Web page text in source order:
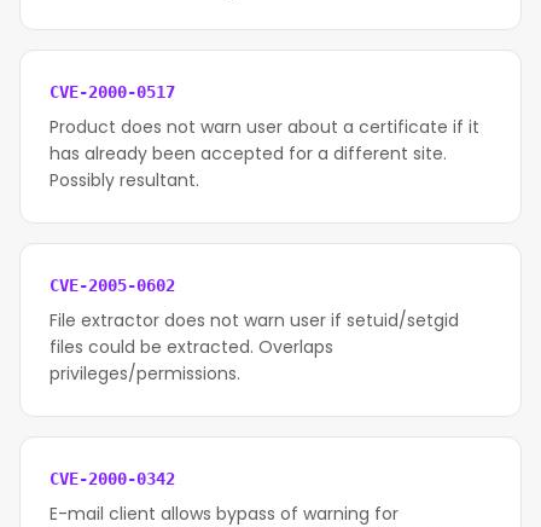
CVE-2000-0517
Product does not warn user about a certificate if it
has already been accepted for a different site.
Possibly resultant.
CVE-2005-0602
File extractor does not warn user if setuid/setgid
files could be extracted. Overlaps
privileges/permissions.
CVE-2000-0342
E-mail client allows bypass of warning for